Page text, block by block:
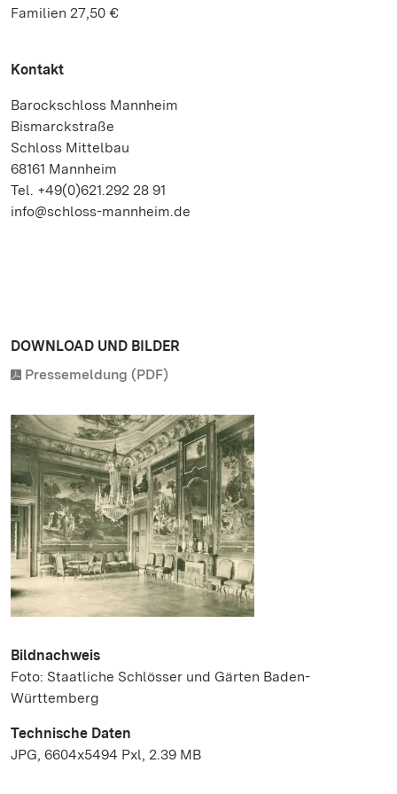
Familien 27,50 €
Kontakt
Barockschloss Mannheim
Bismarckstraße
Schloss Mittelbau
68161 Mannheim
Tel. +49(0)621.292 28 91
info@schloss-mannheim.de
DOWNLOAD UND BILDER
Pressemeldung (PDF)
Bildnachweis
Foto: Staatliche Schlösser und Gärten Baden-
Württemberg
Technische Daten
JPG, 6604x5494 Pxl, 2.39 MB